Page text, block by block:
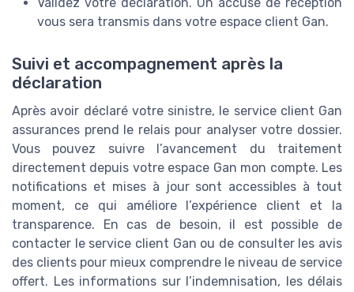
vous sera transmis dans votre espace client Gan.
Suivi et accompagnement après la
déclaration
Après avoir déclaré votre sinistre, le service client Gan
assurances prend le relais pour analyser votre dossier.
Vous pouvez suivre l’avancement du traitement
directement depuis votre espace Gan mon compte. Les
notifications et mises à jour sont accessibles à tout
moment, ce qui améliore l’expérience client et la
transparence. En cas de besoin, il est possible de
contacter le service client Gan ou de consulter les avis
des clients pour mieux comprendre le niveau de service
offert. Les informations sur l’indemnisation, les délais